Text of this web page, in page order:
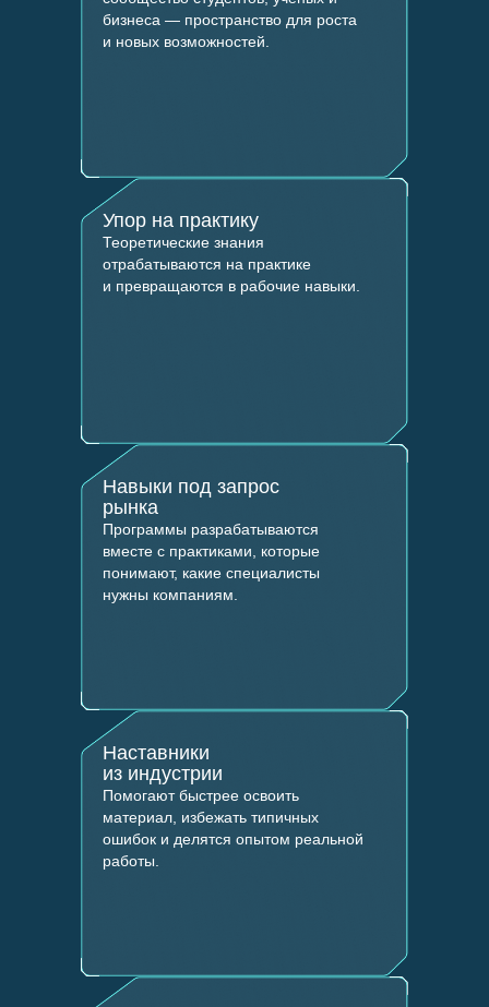
бизнеса — пространство для роста
и новых возможностей.
Упор на практику
Теоретические знания
отрабатываются на практике
и превращаются в рабочие навыки.
Навыки под запрос
рынка
Программы разрабатываются
вместе с практиками, которые
понимают, какие специалисты
нужны компаниям.
Наставники
из индустрии
Помогают быстрее освоить
материал, избежать типичных
ошибок и делятся опытом реальной
работы.